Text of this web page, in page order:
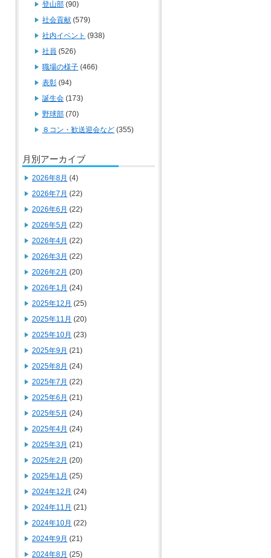
登山部 (90)
社会貢献 (579)
社内イベント (938)
社員 (526)
職場の様子 (466)
表彰 (94)
誕生会 (173)
野球部 (70)
８コン・歓送迎会など (355)
月別アーカイブ
2026年8月 (4)
2026年7月 (22)
2026年6月 (22)
2026年5月 (22)
2026年4月 (22)
2026年3月 (22)
2026年2月 (20)
2026年1月 (24)
2025年12月 (25)
2025年11月 (20)
2025年10月 (23)
2025年9月 (21)
2025年8月 (24)
2025年7月 (22)
2025年6月 (21)
2025年5月 (24)
2025年4月 (24)
2025年3月 (21)
2025年2月 (20)
2025年1月 (25)
2024年12月 (24)
2024年11月 (21)
2024年10月 (22)
2024年9月 (21)
2024年8月 (25)